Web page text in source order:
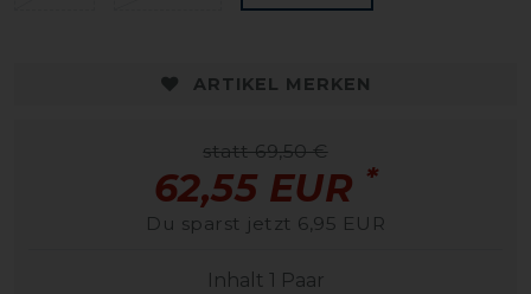
ARTIKEL MERKEN
statt 69,50 €
62,55 EUR *
Du sparst jetzt 6,95 EUR
Inhalt 1 Paar